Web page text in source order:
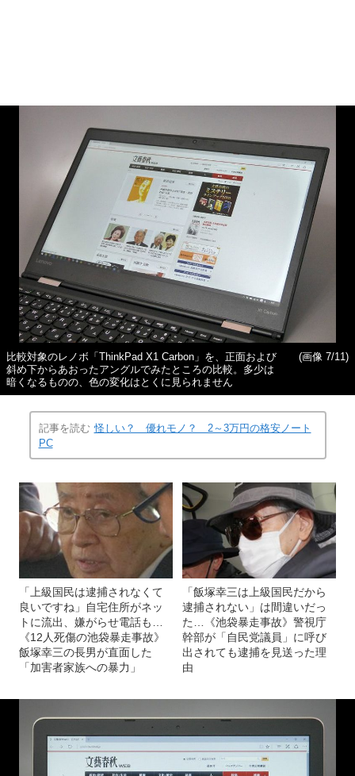
比較対象のレノボ「ThinkPad X1 Carbon」を、正面および
斜め下からあおったアングルでみたところの比較。多少は
暗くなるものの、色の変化はとくに見られません
(画像 7/11)
記事を読む 怪しい？ 優れモノ？ 2～3万円の格安ノート
PC
「上級国民は逮捕されなくて
良いですね」自宅住所がネッ
トに流出、嫌がらせ電話も…
《12人死傷の池袋暴走事故》
飯塚幸三の長男が直面した
「加害者家族への暴力」
「飯塚幸三は上級国民だから
逮捕されない」は間違いだっ
た…《池袋暴走事故》警視庁
幹部が「自民党議員」に呼び
出されても逮捕を見送った理
由